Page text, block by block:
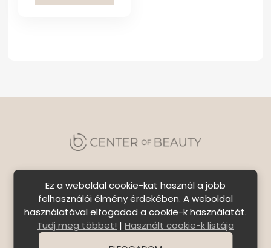
Szállítási feltételek|Általános Szerződési
Feltételek|Bejelentkezés
Ez a weboldal cookie-kat használ a jobb
felhasználói élmény érdekében. A weboldal
használatával elfogadod a cookie-k használatát.
Tudj meg többet! | Használt cookie-k listája